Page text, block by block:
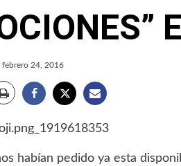
febrero 24, 2016
habían pedido ya esta